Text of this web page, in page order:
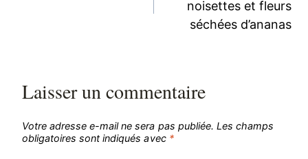
noisettes et fleurs
séchées d’ananas
Laisser un commentaire
Votre adresse e-mail ne sera pas publiée. Les champs
obligatoires sont indiqués avec *